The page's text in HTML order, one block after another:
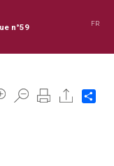
n°59 FR